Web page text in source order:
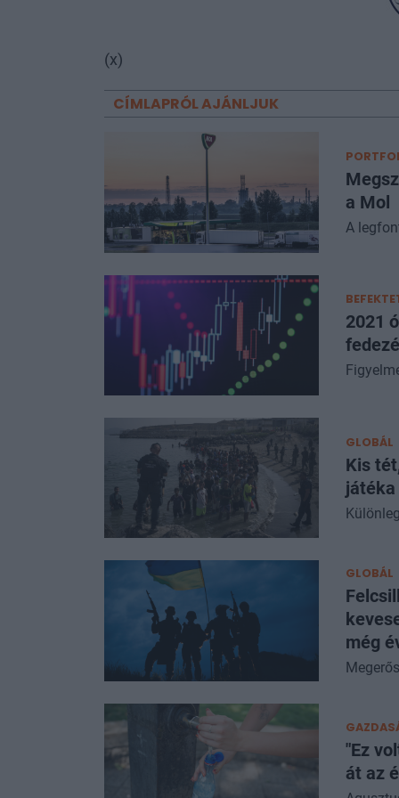
(x)
CÍMLAPRÓL AJÁNLJUK
a Mol
A
2021
GLOBÁL
Kis
GLOBÁL
még
"Ez
át az